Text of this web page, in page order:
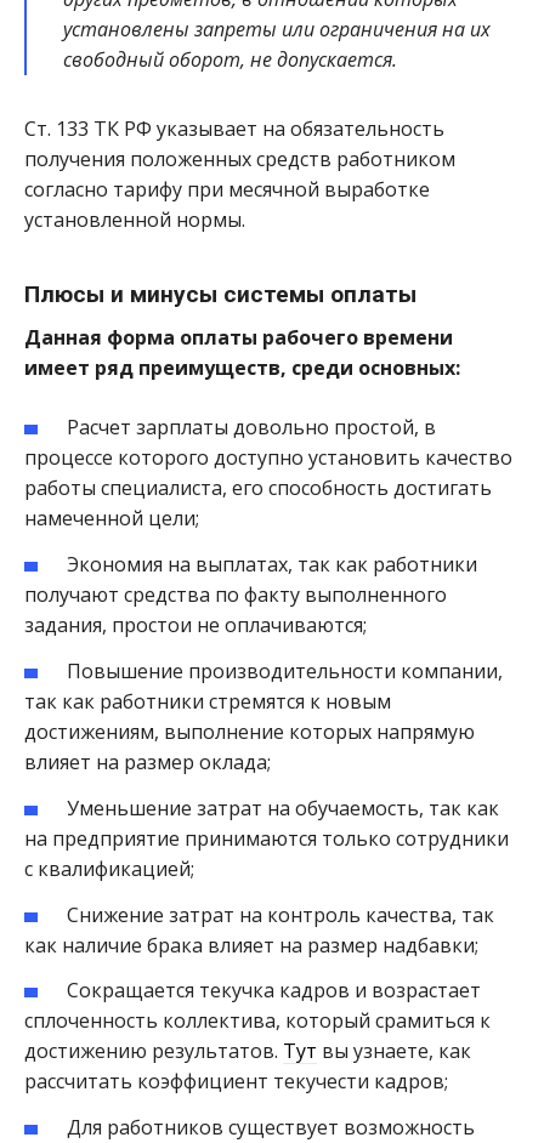
установлены запреты или ограничения на их
свободный оборот, не допускается.
Ст. 133 ТК РФ указывает на обязательность
получения положенных средств работником
согласно тарифу при месячной выработке
установленной нормы.
Плюсы и минусы системы оплаты
Данная форма оплаты рабочего времени
имеет ряд преимуществ, среди основных:
Расчет зарплаты довольно простой, в
процессе которого доступно установить качество
работы специалиста, его способность достигать
намеченной цели;
Экономия на выплатах, так как работники
получают средства по факту выполненного
задания, простои не оплачиваются;
Повышение производительности компании,
так как работники стремятся к новым
достижениям, выполнение которых напрямую
влияет на размер оклада;
Уменьшение затрат на обучаемость, так как
на предприятие принимаются только сотрудники
с квалификацией;
Снижение затрат на контроль качества, так
как наличие брака влияет на размер надбавки;
Сокращается текучка кадров и возрастает
сплоченность коллектива, который срамиться к
достижению результатов. Тут вы узнаете, как
рассчитать коэффициент текучести кадров;
Для работников существует возможность